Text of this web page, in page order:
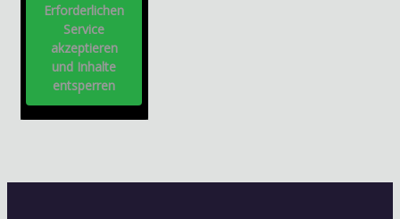
Erforderlichen
Service
akzeptieren
und Inhalte
entsperren